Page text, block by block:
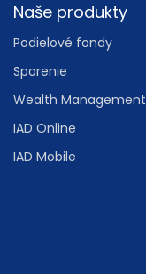
Footer
Naše produkty
Podielové fondy
Sporenie
Wealth Management
IAD Online
IAD Mobile